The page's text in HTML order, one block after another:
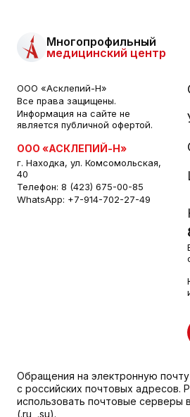
Многопрофильный
медицинский центр
ООО «Асклепий-Н»
Все права защищены.
Информация на сайте не
является публичной офертой.
ООО «АСКЛЕПИЙ-Н»
г. Находка, ул. Комсомольская,
40
Телефон: 8 (423) 675-00-85
WhatsApp: +7-914-702-27-49
Обращения на электронную
с российских почтовых адресов.
использовать почтовые серверы
(.ru, .su).